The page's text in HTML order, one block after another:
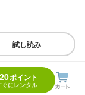
試し読み
ポイント
ぐにレンタル